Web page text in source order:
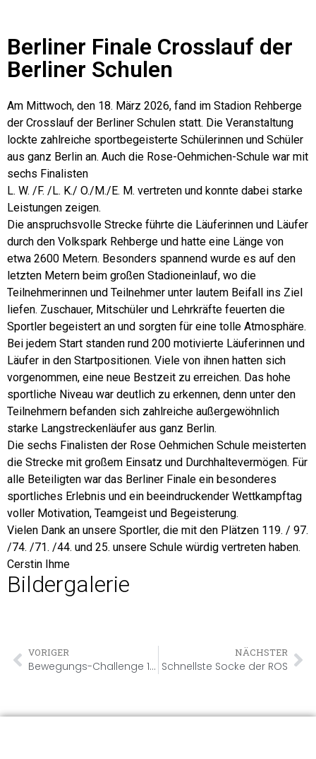
Berliner Finale Crosslauf der
Berliner Schulen
Am Mittwoch, den 18. März 2026, fand im Stadion Rehberge
der Crosslauf der Berliner Schulen statt. Die Veranstaltung
lockte zahlreiche sportbegeisterte Schülerinnen und Schüler
aus ganz Berlin an. Auch die Rose-Oehmichen-Schule war mit
sechs Finalisten
L. W. /F. /L. K./ O./M./E. M. vertreten und konnte dabei starke
Leistungen zeigen.
Die anspruchsvolle Strecke führte die Läuferinnen und Läufer
durch den Volkspark Rehberge und hatte eine Länge von
etwa 2600 Metern. Besonders spannend wurde es auf den
letzten Metern beim großen Stadioneinlauf, wo die
Teilnehmerinnen und Teilnehmer unter lautem Beifall ins Ziel
liefen. Zuschauer, Mitschüler und Lehrkräfte feuerten die
Sportler begeistert an und sorgten für eine tolle Atmosphäre.
Bei jedem Start standen rund 200 motivierte Läuferinnen und
Läufer in den Startpositionen. Viele von ihnen hatten sich
vorgenommen, eine neue Bestzeit zu erreichen. Das hohe
sportliche Niveau war deutlich zu erkennen, denn unter den
Teilnehmern befanden sich zahlreiche außergewöhnlich
starke Langstreckenläufer aus ganz Berlin.
Die sechs Finalisten der Rose Oehmichen Schule meisterten
die Strecke mit großem Einsatz und Durchhaltevermögen. Für
alle Beteiligten war das Berliner Finale ein besonderes
sportliches Erlebnis und ein beeindruckender Wettkampftag
voller Motivation, Teamgeist und Begeisterung.
Vielen Dank an unsere Sportler, die mit den Plätzen 119. / 97.
/74. /71. /44. und 25. unsere Schule würdig vertreten haben.
Cerstin Ihme
Bildergalerie
VORIGER
Bewegungs-Challenge 1 225 747 Schritte 😁👍
NÄCHSTER
Schnellste Socke der ROS